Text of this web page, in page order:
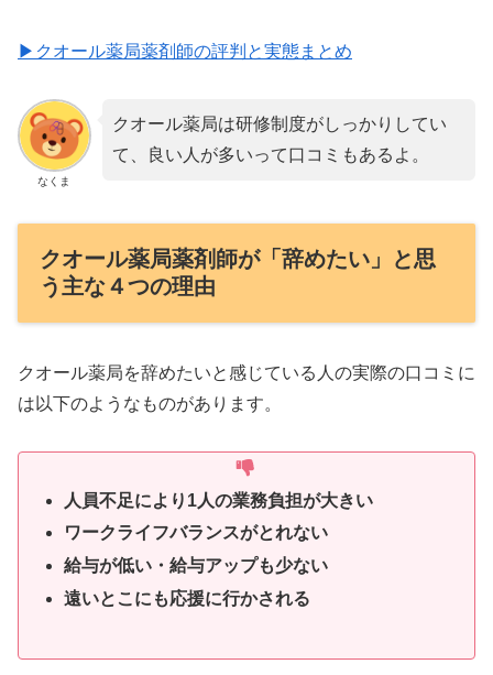
▶クオール薬局薬剤師の評判と実態まとめ
なくま
クオール薬局は研修制度がしっかりしてい
て、良い人が多いって口コミもあるよ。
クオール薬局薬剤師が「辞めたい」と思
う主な４つの理由
クオール薬局を辞めたいと感じている人の実際の口コミに
は以下のようなものがあります。
人員不足により1人の業務負担が大きい
ワークライフバランスがとれない
給与が低い・給与アップも少ない
遠いとこにも応援に行かされる